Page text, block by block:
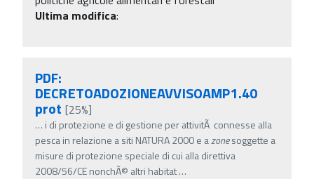
Ultima modifica:
PDF:
DECRETOADOZIONEAVVISOAMP1.40
prot [25%]
… i di protezione e di gestione per attivitÃ connesse alla
pesca in relazione a siti NATURA 2000 e azonesoggette a
misure di protezione speciale di cui alla direttiva
2008/56/CE nonchÃ© altri habitat…